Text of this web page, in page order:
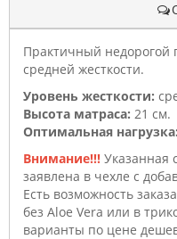
Практичный
средней жесткости.
Уровень жесткости:
Высота матраса: 21 см.
Оптимальная нагрузка:
Внимание!!! Указанная
заявлена в чехле с
Есть возможность
без Aloe Vera или в
варианты по цене